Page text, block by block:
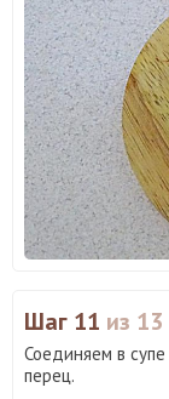
Шаг 11 из 13
Соединяем в
перец.